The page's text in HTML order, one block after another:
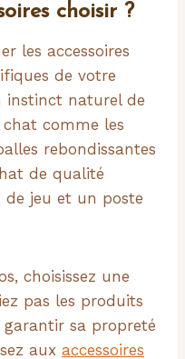
choisir ?
les accessoires
de votre
instinct naturel de
comme les
rebondissantes
de qualité
jeu et un poste
choisissez une
pas les produits
sa propreté
aux accessoires